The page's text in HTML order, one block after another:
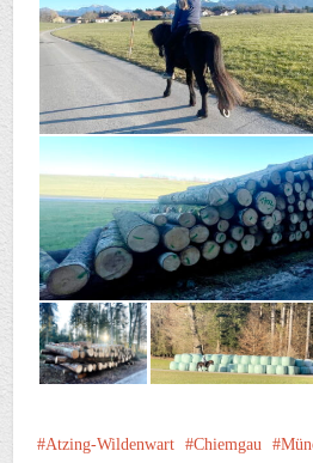
Atzing-Wildenwart Chiemgau